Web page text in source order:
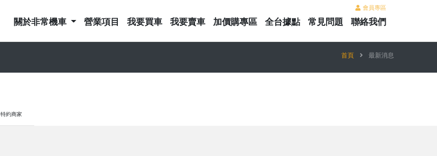
會員專區
關於非常機車 營業項目 我要買車 我要賣車 加價購專區 全台據點 常見問題 聯絡我們
首頁 最新消息
特約商家